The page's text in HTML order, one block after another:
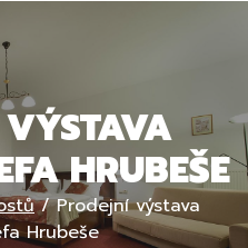
HRUBEŠE
/ Prodejní výstava
Hrubeše